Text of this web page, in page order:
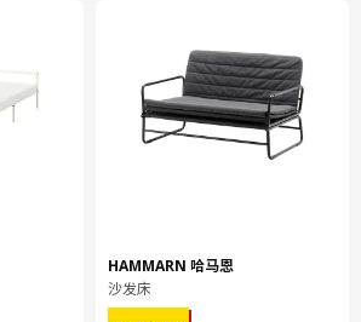
HAMMARN 哈马恩
沙发床